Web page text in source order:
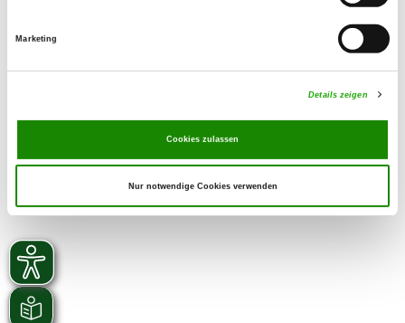
Marketing
Details zeigen
Cookies zulassen
Nur notwendige Cookies verwenden